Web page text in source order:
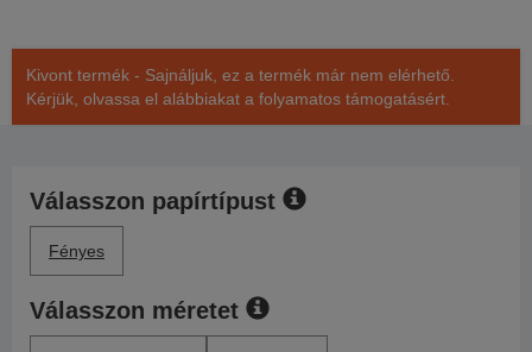
Kivont termék - Sajnáljuk, ez a termék már nem elérhető.
Kérjük, olvassa el alábbiakat a folyamatos támogatásért.
Válasszon papírtípust
Fényes
Válasszon méretet